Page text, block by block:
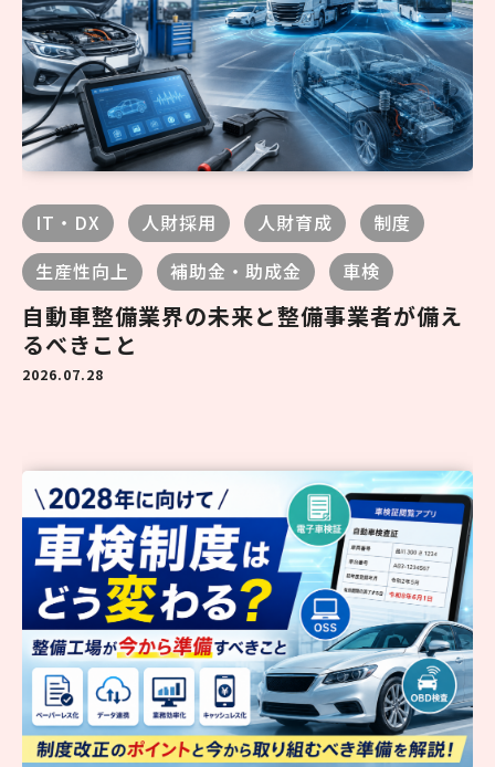
IT・DX 人財採用 人財育成
制度
生産性向上
補助金・助成金 車検
自動車整備業界の未来と整備事業者が備え
るべきこと
2026.07.28